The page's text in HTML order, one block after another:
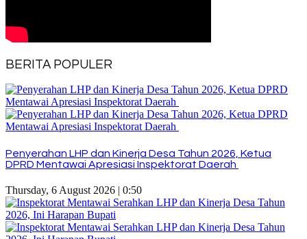
BERITA POPULER
Penyerahan LHP dan Kinerja Desa Tahun 2026, Ketua
DPRD Mentawai Apresiasi Inspektorat Daerah
Thursday, 6 August 2026 | 0:50